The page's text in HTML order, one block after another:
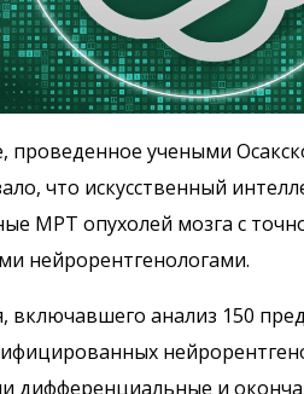
проведенное учеными
что искусственный
МРТ опухолей мозга с
нейрорентгенологами.
включавшего анализ 150
дифференциальные и